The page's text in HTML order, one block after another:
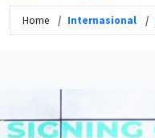
Home Internasional